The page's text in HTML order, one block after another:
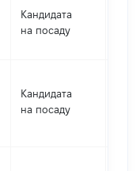
Кандидата
на посаду
Кандидата
на посаду